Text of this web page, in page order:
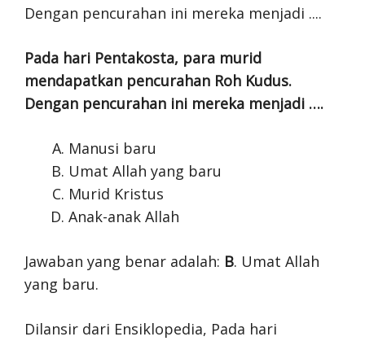
Pada hari Pentakosta, para murid
mendapatkan pencurahan Roh Kudus.
Dengan pencurahan ini mereka menjadi ….
Manusi baru
Umat Allah yang baru
Murid Kristus
Anak-anak Allah
Jawaban yang benar adalah: B. Umat Allah
yang baru.
Dilansir dari Ensiklopedia, Pada hari